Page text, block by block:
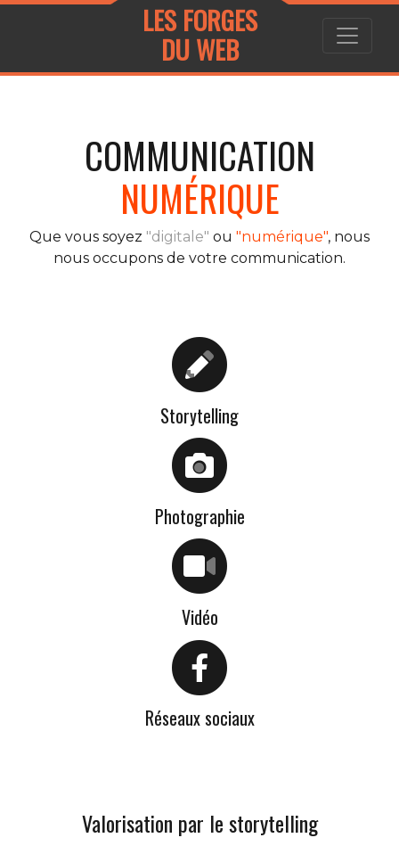
LES FORGES
DU WEB
COMMUNICATION
DIGITALE
Que vous soyez "digitale" ou "numérique", nous
nous occupons de votre communication.
Storytelling
Photographie
Vidéo
Réseaux sociaux
Valorisation par le storytelling